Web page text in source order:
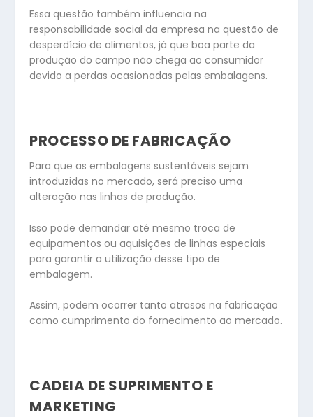
Essa questão também influencia na
responsabilidade social da empresa na questão de
desperdício de alimentos, já que boa parte da
produção do campo não chega ao consumidor
devido a perdas ocasionadas pelas embalagens.
PROCESSO DE FABRICAÇÃO
Para que as embalagens sustentáveis sejam
introduzidas no mercado, será preciso uma
alteração nas linhas de produção.
Isso pode demandar até mesmo troca de
equipamentos ou aquisições de linhas especiais
para garantir a utilização desse tipo de
embalagem.
Assim, podem ocorrer tanto atrasos na fabricação
como cumprimento do fornecimento ao mercado.
CADEIA DE SUPRIMENTO E
MARKETING